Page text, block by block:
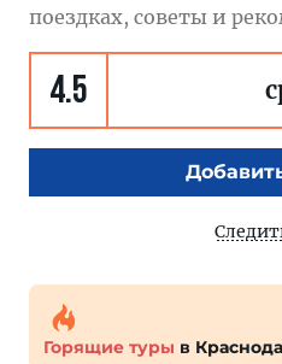
поездках, советы и
4.5
Горящие туры в